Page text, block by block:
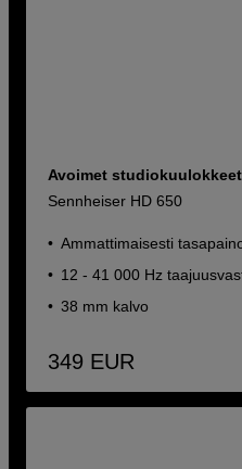
Avoimet
Sennheiser HD 650
Ammattimaisesti
12 - 41 000 Hz
38 mm kalvo
349 EUR